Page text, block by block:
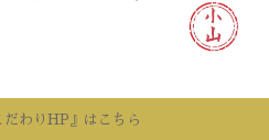
だわりHP』はこちら